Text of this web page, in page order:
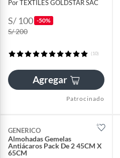
Por TEXTILES GOLDSTAR SAC
S/ 100 -50%
S/ 200
(10)
Agregar
Patrocinado
GENERICO
Almohadas Gemelas
Antiácaros Pack De 2 45CM X
65CM